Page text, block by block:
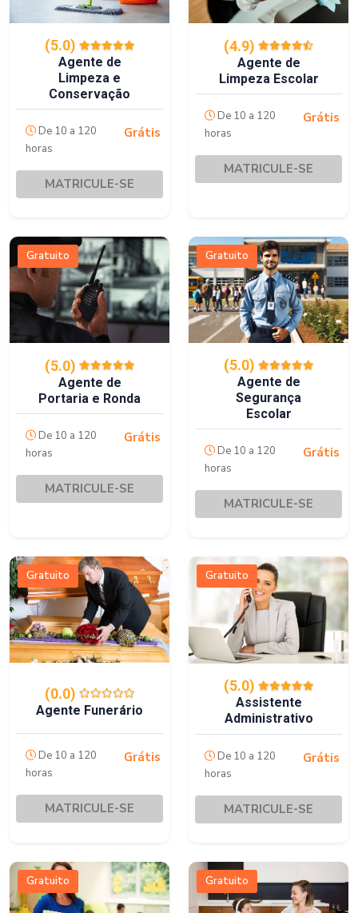
(5.0)
Agente de
Limpeza e
Conservação
De 10 a 120
horas
Grátis
MATRICULE-SE
(4.9)
Agente de
Limpeza Escolar
De 10 a 120
horas
Grátis
MATRICULE-SE
Gratuito
(5.0)
Agente de
Portaria e Ronda
De 10 a 120
horas
Grátis
MATRICULE-SE
Gratuito
(5.0)
Agente de
Segurança
Escolar
De 10 a 120
horas
Grátis
MATRICULE-SE
Gratuito
(0.0)
Agente Funerário
De 10 a 120
horas
Grátis
MATRICULE-SE
Gratuito
(5.0)
Assistente
Administrativo
De 10 a 120
horas
Grátis
MATRICULE-SE
Gratuito Gratuito